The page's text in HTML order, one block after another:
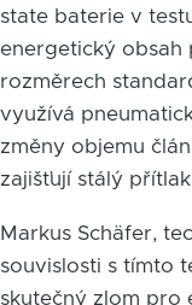
state baterie v
energetický obsah
rozměrech
využívá
změny objemu
zajišťují stálý
Markus Schäfer,
souvislosti s tímto
skutečný zlom pro